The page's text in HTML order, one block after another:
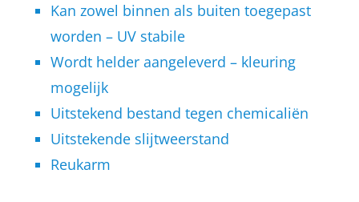
Kan zowel binnen als buiten toegepast
worden – UV stabile
Wordt helder aangeleverd – kleuring
mogelijk
Uitstekend bestand tegen chemicaliën
Uitstekende slijtweerstand
Reukarm